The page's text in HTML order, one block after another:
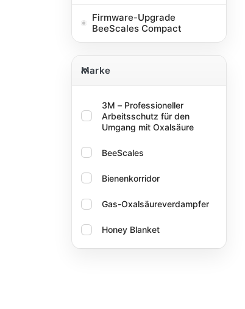
Firmware-Upgrade
BeeScales Compact
Marke
Marke
3M – Professioneller
Arbeitsschutz für den
Umgang mit Oxalsäure
BeeScales
Bienenkorridor
Gas-Oxalsäureverdampfer
Honey Blanket